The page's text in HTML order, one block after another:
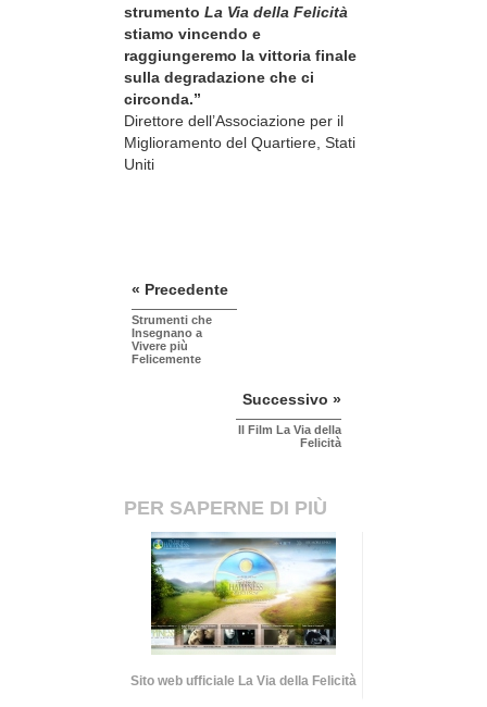
strumento La Via della Felicità
stiamo vincendo e
raggiungeremo la vittoria finale
sulla degradazione che ci
circonda.”
Direttore dell’Associazione per il
Miglioramento del Quartiere, Stati
Uniti
« Precedente
Strumenti che
Insegnano a
Vivere più
Felicemente
Successivo »
Il Film La Via della
Felicità
PER SAPERNE DI PIÙ
Sito web ufficiale La Via della Felicità